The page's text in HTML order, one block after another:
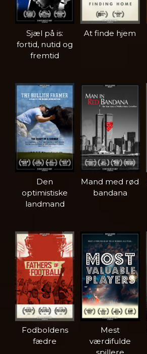
Sjæl på is:
fortid, nutid og
fremtid
At finde hjem
Den
optimistiske
landmand
Mand med rød
bandana
Fodboldens
fædre
Mest
værdifulde